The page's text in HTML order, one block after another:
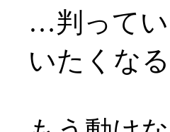
…判ってい
いたくな